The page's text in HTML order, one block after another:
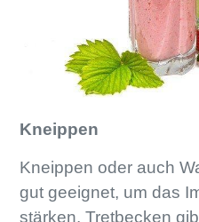
Kneippen
Kneippen oder auch
gut geeignet, um das
stärken. Tretbecken